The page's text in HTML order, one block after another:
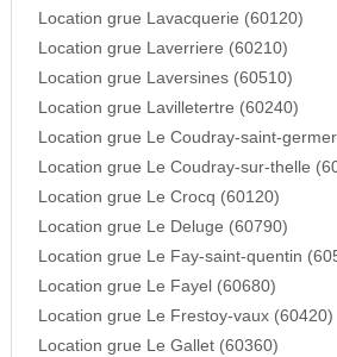
Location grue Lavacquerie (60120)
Location grue Laverriere (60210)
Location grue Laversines (60510)
Location grue Lavilletertre (60240)
Location grue Le Coudray-saint-
Location grue Le Coudray-sur-thelle
Location grue Le Crocq (60120)
Location grue Le Deluge (60790)
Location grue Le Fay-saint-quentin
Location grue Le Fayel (60680)
Location grue Le Frestoy-vaux (60420)
Location grue Le Gallet (60360)